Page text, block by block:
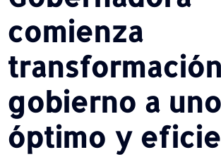
comienza
gobierno a uno
óptimo y